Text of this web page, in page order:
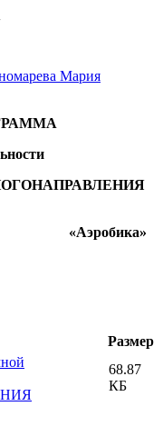
Мария
Размер
68.87
КБ